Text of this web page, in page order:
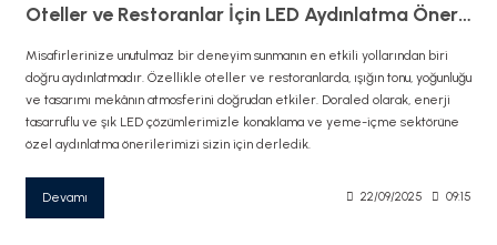
Oteller ve Restoranlar İçin LED Aydınlatma Önerileri
Misafirlerinize unutulmaz bir deneyim sunmanın en etkili yollarından biri
doğru aydınlatmadır. Özellikle oteller ve restoranlarda, ışığın tonu, yoğunluğu
ve tasarımı mekânın atmosferini doğrudan etkiler. Doraled olarak, enerji
tasarruflu ve şık LED çözümlerimizle konaklama ve yeme-içme sektörüne
özel aydınlatma önerilerimizi sizin için derledik.
Devamı 22/09/2025 09:15